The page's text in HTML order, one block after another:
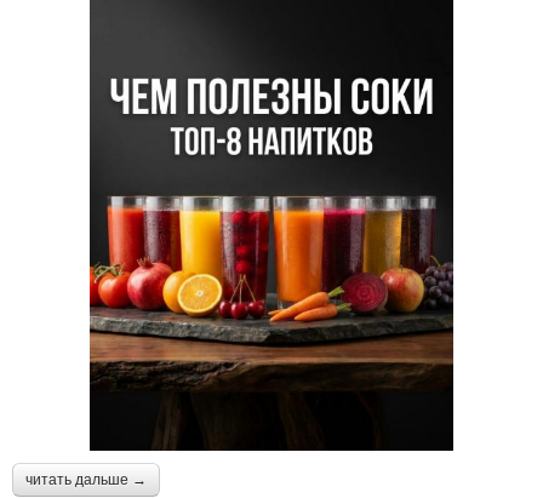
читать дальше →